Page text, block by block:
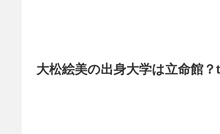
大松絵美の出身大学は立命館